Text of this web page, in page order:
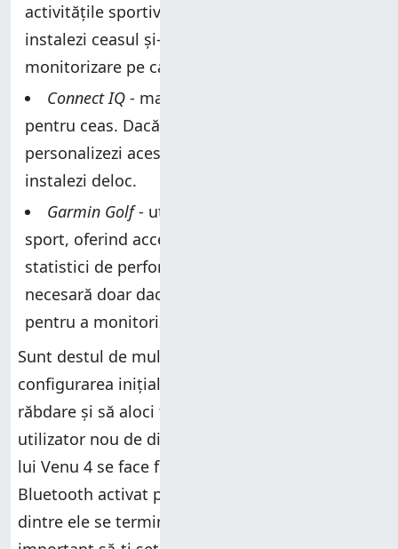
activitățile sportive. Este aplicația în care
instalezi ceasul și-i activezi funcțiile de
monitorizare pe care le dorești.
Connect IQ - magazinul de aplicații și fețe
pentru ceas. Dacă nu ai de gând să
personalizezi aceste aspecte, poți să nu o
instalezi deloc.
Garmin Golf- utilă pasionaților acestui
sport, oferind acces la hărți pentru trasee și
statistici de performanță relevante. Este
necesară doar dacă vrei să folosești Venu 4
pentru a monitoriza jocurile tale de golf.
Sunt destul de mulți pași de urmat pentru
configurarea inițială și este necesar să ai
răbdare și să aloci timp, mai ales dacă ești un
utilizator nou de dispozitive Garmin. Detectarea
lui Venu 4 se face foarte rapid odată ce ai
Bluetooth activat pe telefon, iar asocierea
dintre ele se termină în câteva secunde. Este